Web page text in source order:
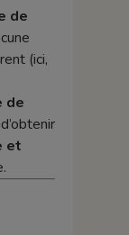
de
(ici,
de
et